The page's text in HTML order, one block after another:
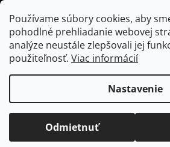
Používame súbory cookies, aby
pohodlné prehliadanie webovej
analýze neustále zlepšovali jej
použiteľnosť. Viac informácií
Nastavenie
Odmietnuť
Prejsť
na
obsah
Domov
/ Kuchyňa / Pečenie / Ošatky na chlieb
chlieb okrúhla so vzorom, 21 cm
ORION ošatka
okrúhla so
Priemerné
hodnotenie
Neohodnotené
Podrobnosti